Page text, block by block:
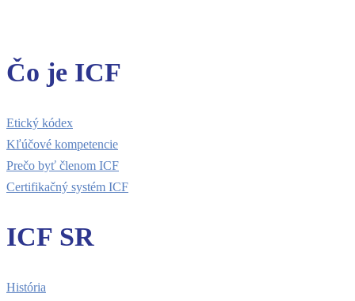
Čo je ICF
Etický kódex
Kľúčové kompetencie
Prečo byť členom ICF
Certifikačný systém ICF
ICF SR
História